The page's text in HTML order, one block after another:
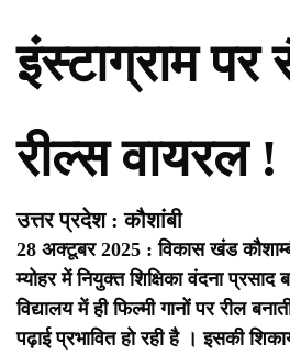
इंस्टाग्राम
रील्स वायरल !
उत्तर प्रदेश : कौशांबी
28 अक्टूबर 2025 : विकास खंड
म्योहर में नियुक्त शिक्षिका वंदना
विद्यालय में ही फिल्मी गानों पर रील
पढ़ाई प्रभावित हो रही है । इसकी